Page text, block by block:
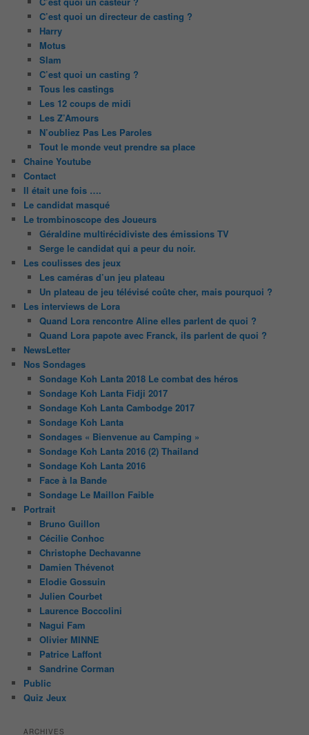
C’est quoi un directeur de casting ?
Harry
Motus
Slam
C’est quoi un casting ?
Tous les castings
Les 12 coups de midi
Les Z’Amours
N’oubliez Pas Les Paroles
Tout le monde veut prendre sa place
Chaine Youtube
Contact
Il était une fois ….
Le candidat masqué
Le trombinoscope des Joueurs
Géraldine multirécidiviste des émissions TV
Serge le candidat qui a peur du noir.
Les coulisses des jeux
Les caméras d’un jeu plateau
Un plateau de jeu télévisé coûte cher, mais pourquoi ?
Les interviews de Lora
Quand Lora rencontre Aline elles parlent de quoi ?
Quand Lora papote avec Franck, ils parlent de quoi ?
NewsLetter
Nos Sondages
Sondage Koh Lanta 2018 Le combat des héros
Sondage Koh Lanta Fidji 2017
Sondage Koh Lanta Cambodge 2017
Sondage Koh Lanta
Sondages « Bienvenue au Camping »
Sondage Koh Lanta 2016 (2) Thailand
Sondage Koh Lanta 2016
Face à la Bande
Sondage Le Maillon Faible
Portrait
Bruno Guillon
Cécilie Conhoc
Christophe Dechavanne
Damien Thévenot
Elodie Gossuin
Julien Courbet
Laurence Boccolini
Nagui Fam
Olivier MINNE
Patrice Laffont
Sandrine Corman
Public
Quiz Jeux
ARCHIVES